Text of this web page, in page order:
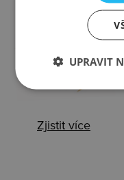
Zjistit více
UPRAVIT